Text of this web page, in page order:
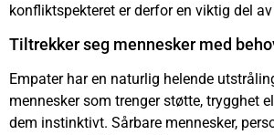
konfliktspekteret er derfor en viktig del
Tiltrekker seg mennesker med
Empater har en naturlig helende
mennesker som trenger støtte, trygghet
dem instinktivt. Sårbare mennesker,